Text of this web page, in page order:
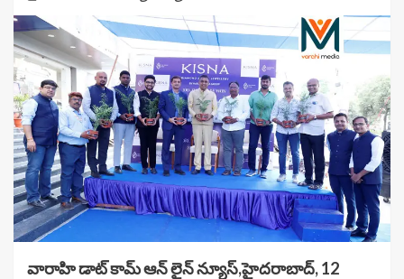
వారాహి డాట్ కామ్ ఆన్ లైన్ న్యూస్,హైదరాబాద్, 12